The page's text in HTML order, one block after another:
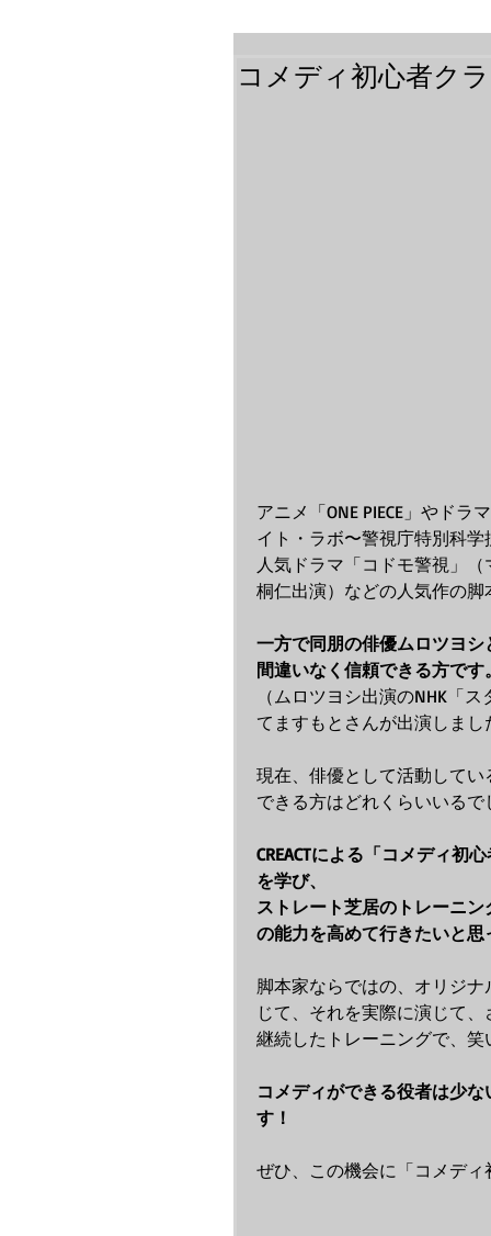
コメディ初心者クラ
アニメ「ONE PIECE」やド
イト・ラボ〜警視庁特別科学
人気ドラマ「コドモ警視」
桐仁出演）などの人気作の脚
一方で同朋の俳優ムロツヨ
間違いなく信頼できる方です。
（ムロツヨシ出演のNHK「
てますもとさんが出演しまし
現在、俳優として活動して
できる方はどれくらいいるで
CREACTによる「コメディ初
を学び、
ストレート芝居のトレーニ
の能力を高めて行きたいと思
脚本家ならではの、オリジ
じて、それを実際に演じて
継続したトレーニングで、笑
コメディができる役者は少
す！
ぜひ、この機会に「コメディ